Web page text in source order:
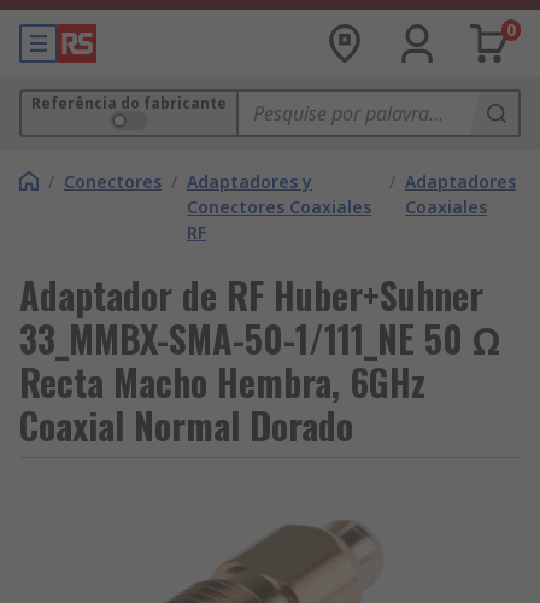
0
Referência do fabricante
/ Conectores / Adaptadores y
Conectores Coaxiales
RF
/ Adaptadores
Coaxiales
Adaptador de RF Huber+Suhner
33_MMBX-SMA-50-1/111_NE 50 Ω
Recta Macho Hembra, 6GHz
Coaxial Normal Dorado